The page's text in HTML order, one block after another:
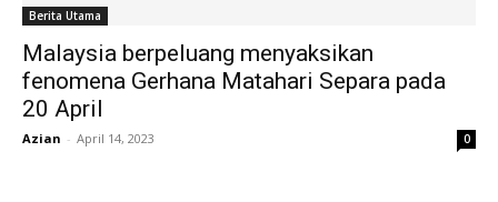
Berita Utama
Malaysia berpeluang menyaksikan
fenomena Gerhana Matahari Separa pada
20 April
Azian - April 14, 2023 0